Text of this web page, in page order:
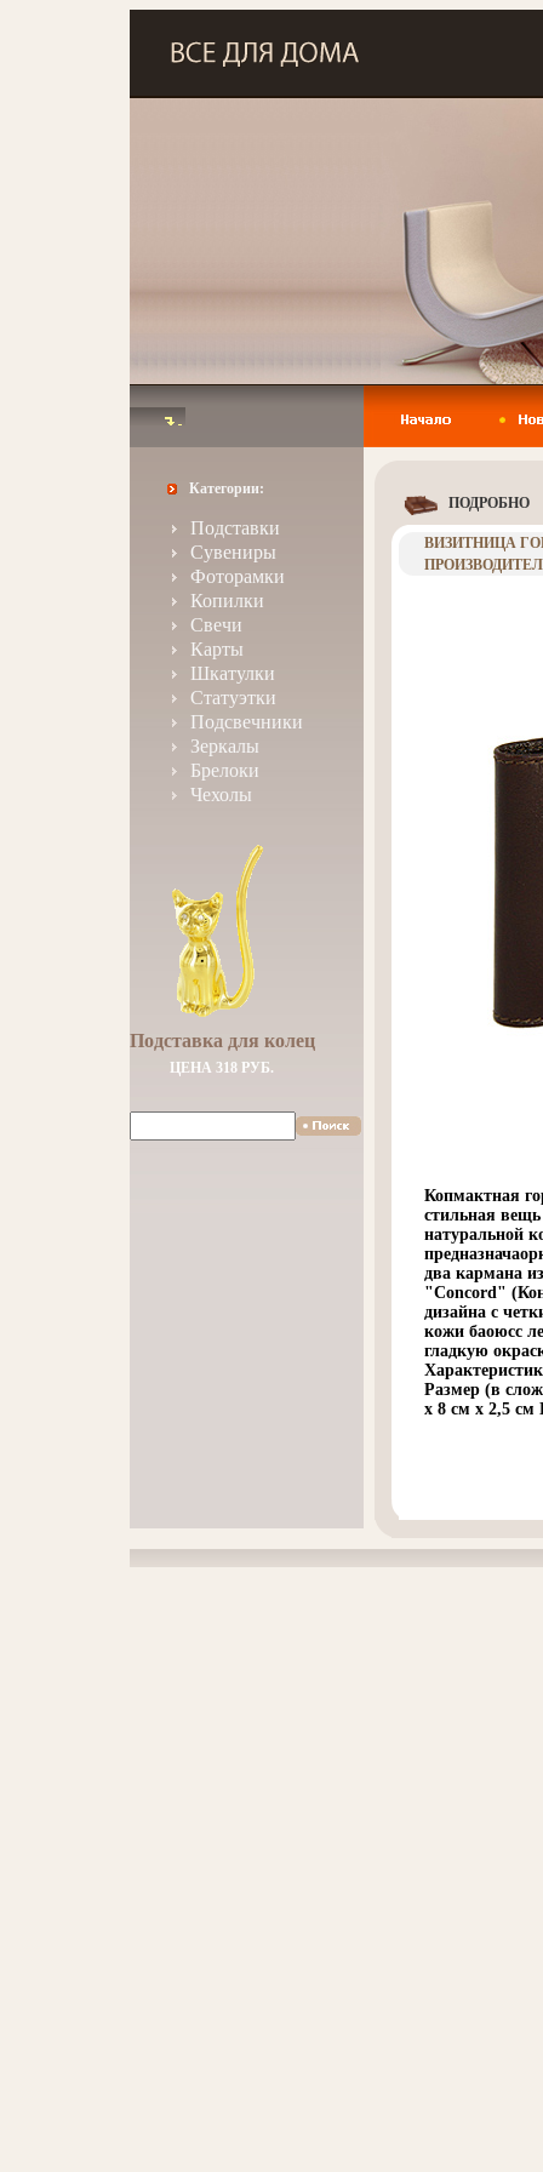
Категории:
Подставки
Сувениры
Фоторамки
Копилки
Свечи
Карты
Шкатулки
Статуэтки
Подсвечники
Зеркалы
Брелоки
Чехолы
Подставка для колец
ЦЕНА 318 РУБ.
ПОДРОБНО
ВИЗИТНИЦА
Копмактная
стильная
натуральной
два кармана
"Concord"
дизайна с
кожи баоюсс
гладкую
Размер (в
x 8 см x 2,5 см